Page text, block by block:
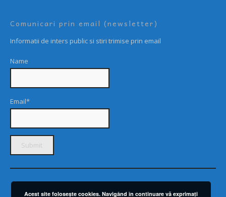
Comunicari prin email (newsletter)
Informatii de inters public si stiri trimise prin email
Name
Email*
Acest site foloseşte cookies. Navigând în continuare vă exprimaţi